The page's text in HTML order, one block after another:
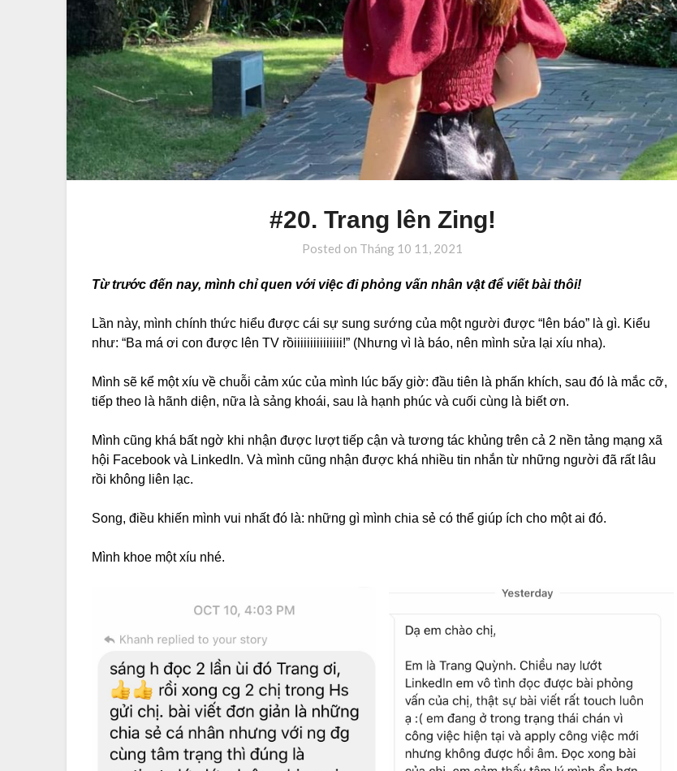
#20. Trang lên Zing!
Posted on Tháng 10 11, 2021
Từ trước đến nay, mình chỉ quen với việc đi phỏng vấn nhân vật để viết bài thôi!
Lần này, mình chính thức hiểu được cái sự sung sướng của một người được “lên báo” là gì. Kiểu
như: “Ba má ơi con được lên TV rồiiiiiiiiiiiiiii!” (Nhưng vì là báo, nên mình sửa lại xíu nha).
Mình sẽ kể một xíu về chuỗi cảm xúc của mình lúc bấy giờ: đầu tiên là phấn khích, sau đó là mắc cỡ,
tiếp theo là hãnh diện, nữa là sảng khoái, sau là hạnh phúc và cuối cùng là biết ơn.
Mình cũng khá bất ngờ khi nhận được lượt tiếp cận và tương tác khủng trên cả 2 nền tảng mạng xã
hội Facebook và LinkedIn. Và mình cũng nhận được khá nhiều tin nhắn từ những người đã rất lâu
rồi không liên lạc.
Song, điều khiến mình vui nhất đó là: những gì mình chia sẻ có thể giúp ích cho một ai đó.
Mình khoe một xíu nhé.